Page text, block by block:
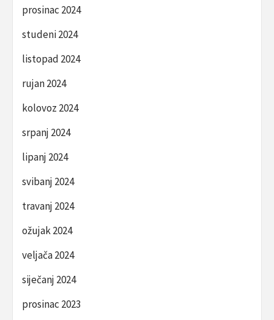
prosinac 2024
studeni 2024
listopad 2024
rujan 2024
kolovoz 2024
srpanj 2024
lipanj 2024
svibanj 2024
travanj 2024
ožujak 2024
veljača 2024
siječanj 2024
prosinac 2023